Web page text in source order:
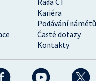
Rada ČT
Kariéra
Podávání námětů
Časté dotazy
Kontakty